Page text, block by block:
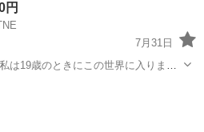
円
7月31日
19歳のときにこの世界に入りまし